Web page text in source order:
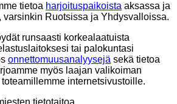
tietoa harjoituspaikoista aksassa ja
varsinkin Ruotsissa ja Yhdysvalloissa.
runsaasti korkealaatuista
tai palokuntasi
onnettomuusanalyysejä sekä tietoa
myös laajan valikoiman
internetsivustoille.